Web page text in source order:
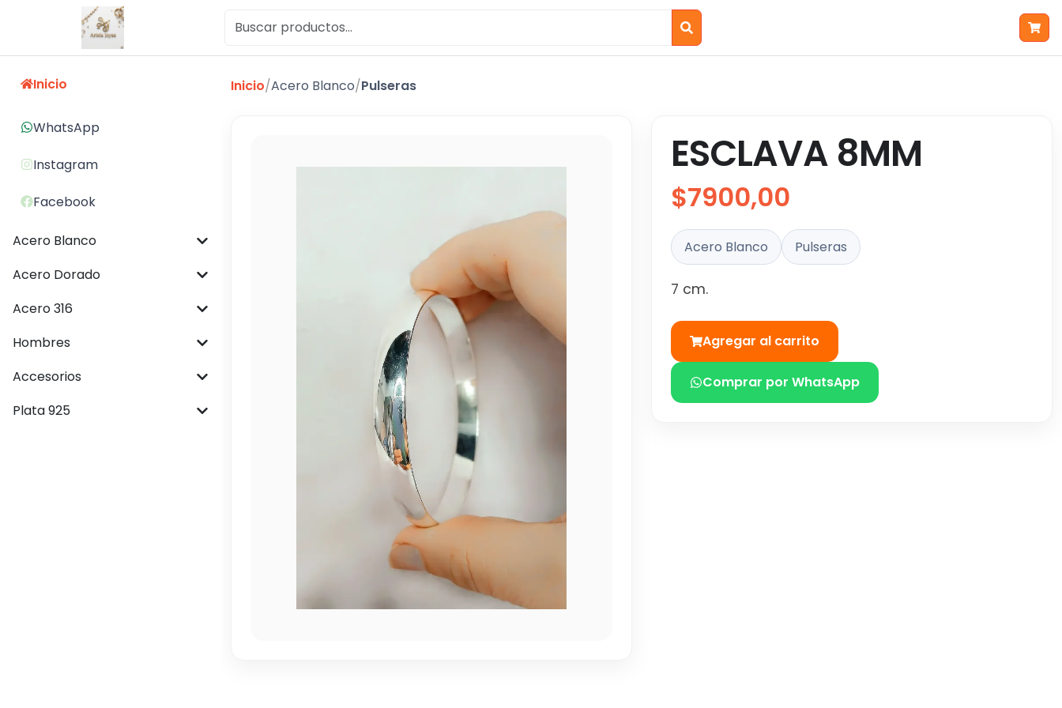
Inicio
WhatsApp
Instagram
Facebook
Acero Blanco
Acero Dorado
Acero 316
Hombres
Accesorios
Plata 925
Inicio/Acero Blanco/Pulseras
ESCLAVA 8MM
$7900,00
Acero Blanco Pulseras
7 cm.
Agregar al carrito
Comprar por WhatsApp